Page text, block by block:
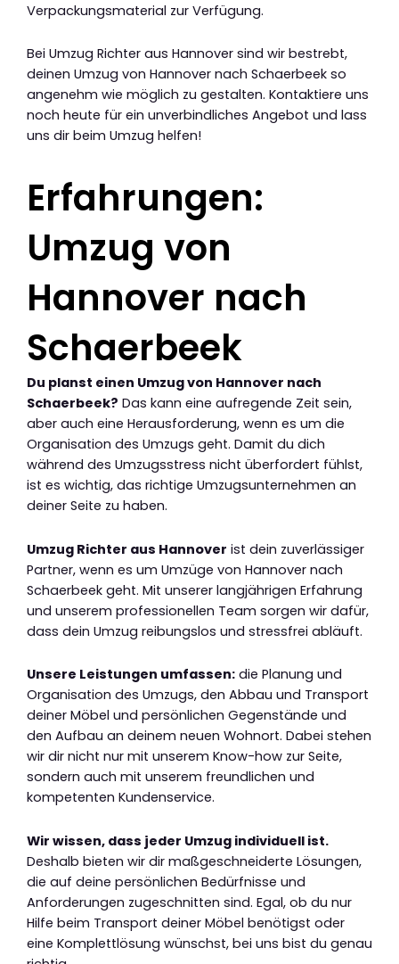
Verpackungsmaterial zur Verfügung.
Bei Umzug Richter aus Hannover sind wir bestrebt,
deinen Umzug von Hannover nach Schaerbeek so
angenehm wie möglich zu gestalten. Kontaktiere uns
noch heute für ein unverbindliches Angebot und lass
uns dir beim Umzug helfen!
Erfahrungen:
Umzug von
Hannover nach
Schaerbeek
Du planst einen Umzug von Hannover nach
Schaerbeek? Das kann eine aufregende Zeit sein,
aber auch eine Herausforderung, wenn es um die
Organisation des Umzugs geht. Damit du dich
während des Umzugsstress nicht überfordert fühlst,
ist es wichtig, das richtige Umzugsunternehmen an
deiner Seite zu haben.
Umzug Richter aus Hannover ist dein zuverlässiger
Partner, wenn es um Umzüge von Hannover nach
Schaerbeek geht. Mit unserer langjährigen Erfahrung
und unserem professionellen Team sorgen wir dafür,
dass dein Umzug reibungslos und stressfrei abläuft.
Unsere Leistungen umfassen: die Planung und
Organisation des Umzugs, den Abbau und Transport
deiner Möbel und persönlichen Gegenstände und
den Aufbau an deinem neuen Wohnort. Dabei stehen
wir dir nicht nur mit unserem Know-how zur Seite,
sondern auch mit unserem freundlichen und
kompetenten Kundenservice.
Wir wissen, dass jeder Umzug individuell ist.
Deshalb bieten wir dir maßgeschneiderte Lösungen,
die auf deine persönlichen Bedürfnisse und
Anforderungen zugeschnitten sind. Egal, ob du nur
Hilfe beim Transport deiner Möbel benötigst oder
eine Komplettlösung wünschst, bei uns bist du genau